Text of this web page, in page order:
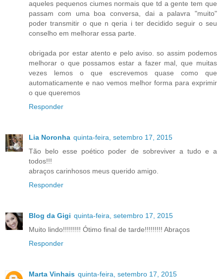
aqueles pequenos ciumes normais que td a gente tem que
passam com uma boa conversa, dai a palavra "muito"
poder transmitir o que n qeria i ter decidido seguir o seu
conselho em melhorar essa parte.
obrigada por estar atento e pelo aviso. so assim podemos
melhorar o que possamos estar a fazer mal, que muitas
vezes lemos o que escrevemos quase como que
automaticamente e nao vemos melhor forma para exprimir
o que queremos
Responder
Lia Noronha quinta-feira, setembro 17, 2015
Tão belo esse poético poder de sobreviver a tudo e a
todos!!!
abraços carinhosos meus querido amigo.
Responder
Blog da Gigi quinta-feira, setembro 17, 2015
Muito lindo!!!!!!!!! Ótimo final de tarde!!!!!!!!! Abraços
Responder
Marta Vinhais quinta-feira, setembro 17, 2015